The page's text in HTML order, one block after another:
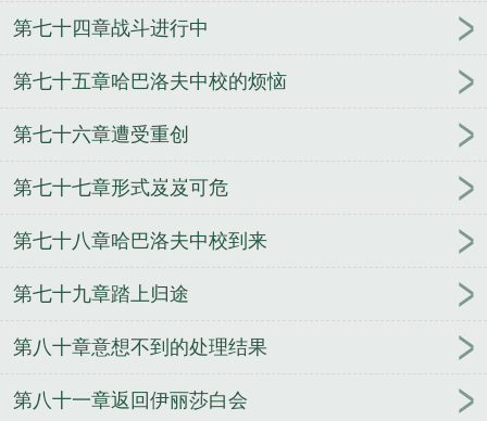
第七十四章战斗进行中
第七十五章哈巴洛夫中校的烦恼
第七十六章遭受重创
第七十七章形式岌岌可危
第七十八章哈巴洛夫中校到来
第七十九章踏上归途
第八十章意想不到的处理结果
第八十一章返回伊丽莎白会